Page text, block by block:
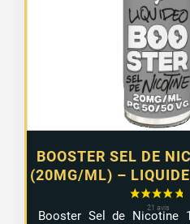
BOOSTER SEL DE
(20MG/ML) –
1,10 €
à
9,99
Booster Sel de Nicotine